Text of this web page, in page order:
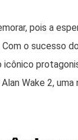
pois a
o sucesso
icônico
Wake 2,